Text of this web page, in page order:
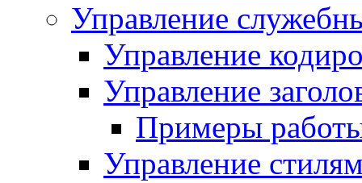
Управление
Управление
Управление
Примеры
Управление